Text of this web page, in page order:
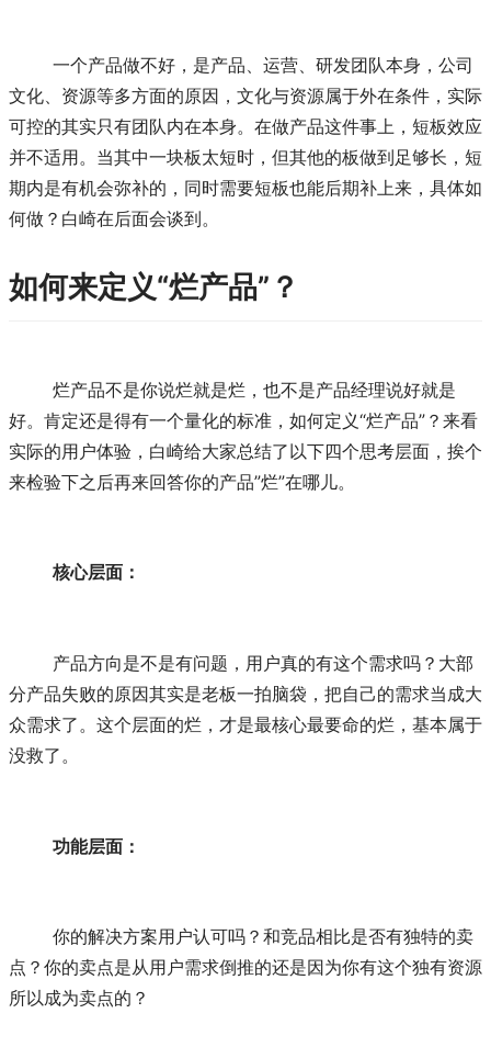
文化、资源等多方面的原因，文化与资源属于外在条件，实际
可控的其实只有团队内在本身。在做产品这件事上，短板效应
并不适用。当其中一块板太短时，但其他的板做到足够长，短
期内是有机会弥补的，同时需要短板也能后期补上来，具体如
何做？白崎在后面会谈到。
如何来定义“烂产品”？
好。肯定还是得有一个量化的标准，如何定义“烂产品”？来看
实际的用户体验，白崎给大家总结了以下四个思考层面，挨个
来检验下之后再来回答你的产品”烂”在哪儿。
核心层面：
分产品失败的原因其实是老板一拍脑袋，把自己的需求当成大
众需求了。这个层面的烂，才是最核心最要命的烂，基本属于
没救了。
功能层面：
点？你的卖点是从用户需求倒推的还是因为你有这个独有资源
所以成为卖点的？